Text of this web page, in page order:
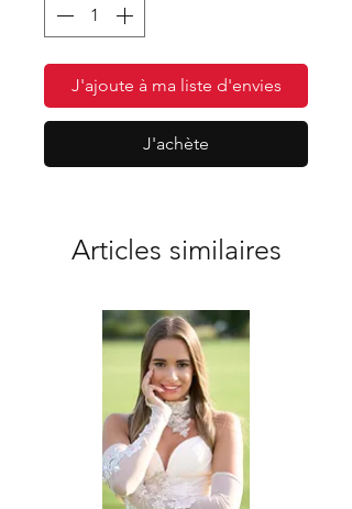
J'ajoute à ma liste d'envies
J'achète
Articles similaires